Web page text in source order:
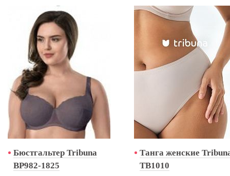
Бюстгальтер Tribuna
BP982-1825
Танга женские
TB1010